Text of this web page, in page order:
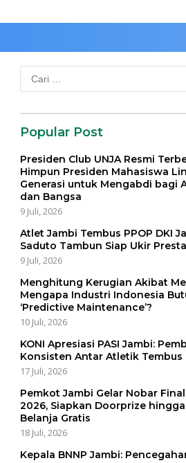
Cari
untuk:
Popular Post
Presiden Club UNJA Resmi
Himpun Presiden Mahasiswa
Generasi untuk Mengabdi bagi
dan Bangsa
9 Juli, 2026
Atlet Jambi Tembus PPOP DKI
Saduto Tambun Siap Ukir
9 Juli, 2026
Menghitung Kerugian Akibat
Mengapa Industri Indonesia
‘Predictive Maintenance’?
10 Juli, 2026
KONI Apresiasi PASI Jambi:
Konsisten Antar Atletik Tembus
17 Juli, 2026
Pemkot Jambi Gelar Nobar
2026, Siapkan Doorprize
Belanja Gratis
18 Juli, 2026
Kepala BNNP Jambi: